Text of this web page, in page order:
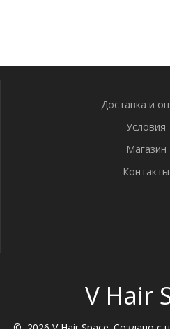
Доставка и
Условия
Магазин
Контакты
V Hair